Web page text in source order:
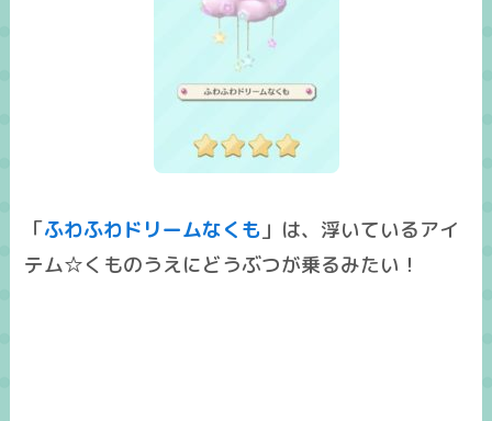
「ふわふわドリームなくも 」は、浮いているアイ
テム☆くものうえにどうぶつが乗るみたい！